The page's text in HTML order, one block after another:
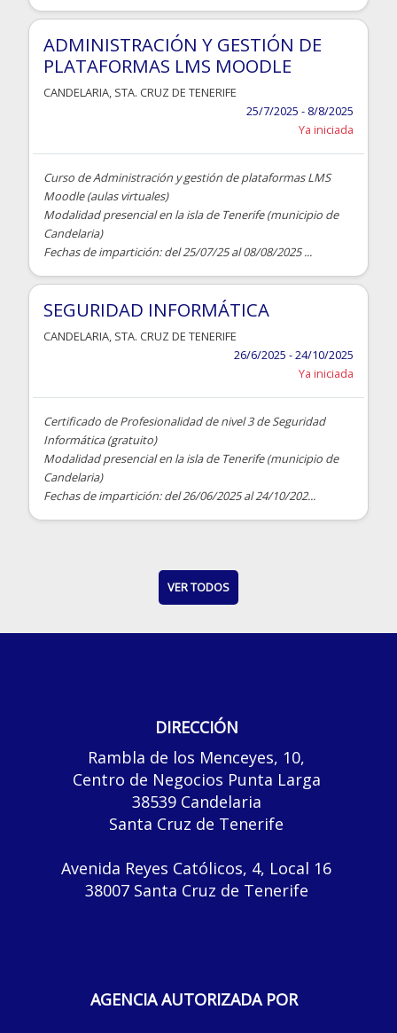
ADMINISTRACIÓN Y GESTIÓN DE
PLATAFORMAS LMS MOODLE
CANDELARIA, STA. CRUZ DE TENERIFE
25/7/2025 - 8/8/2025
Ya iniciada
Curso de Administración y gestión de plataformas LMS
Moodle (aulas virtuales)
Modalidad presencial en la isla de Tenerife (municipio de
Candelaria)
Fechas de impartición: del 25/07/25 al 08/08/2025 ...
SEGURIDAD INFORMÁTICA
CANDELARIA, STA. CRUZ DE TENERIFE
26/6/2025 - 24/10/2025
Ya iniciada
Certificado de Profesionalidad de nivel 3 de Seguridad
Informática (gratuito)
Modalidad presencial en la isla de Tenerife (municipio de
Candelaria)
Fechas de impartición: del 26/06/2025 al 24/10/202...
VER TODOS
DIRECCIÓN
Rambla de los Menceyes, 10,
Centro de Negocios Punta Larga
38539 Candelaria
Santa Cruz de Tenerife
Avenida Reyes Católicos, 4, Local 16
38007 Santa Cruz de Tenerife
AGENCIA AUTORIZADA POR